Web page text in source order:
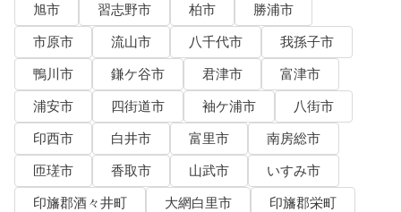
旭市
習志野市 柏市
勝浦市
市原市
流山市 八千代市
我孫子市
鴨川市
鎌ケ谷市 君津市
富津市
浦安市
四街道市 袖ケ浦市
八街市
印西市
白井市 富里市
南房総市
匝瑳市
香取市 山武市
いすみ市
印旛郡酒々井町
大網白里市
印旛郡栄町